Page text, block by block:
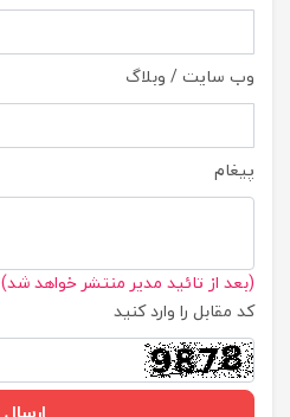
وب سایت / وبلاگ
پیغام
(بعد از تائید مدیر منتشر خواهد شد)
کد مقابل را وارد کنید